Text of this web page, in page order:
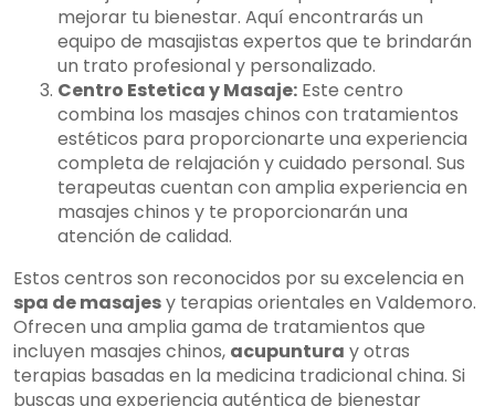
mejorar tu bienestar. Aquí encontrarás un
equipo de masajistas expertos que te brindarán
un trato profesional y personalizado.
Centro Estetica y Masaje: Este centro
combina los masajes chinos con tratamientos
estéticos para proporcionarte una experiencia
completa de relajación y cuidado personal. Sus
terapeutas cuentan con amplia experiencia en
masajes chinos y te proporcionarán una
atención de calidad.
Estos centros son reconocidos por su excelencia en
spa de masajesy terapias orientales en Valdemoro.
Ofrecen una amplia gama de tratamientos que
incluyen masajes chinos, acupuntura y otras
terapias basadas en la medicina tradicional china. Si
buscas una experiencia auténtica de bienestar